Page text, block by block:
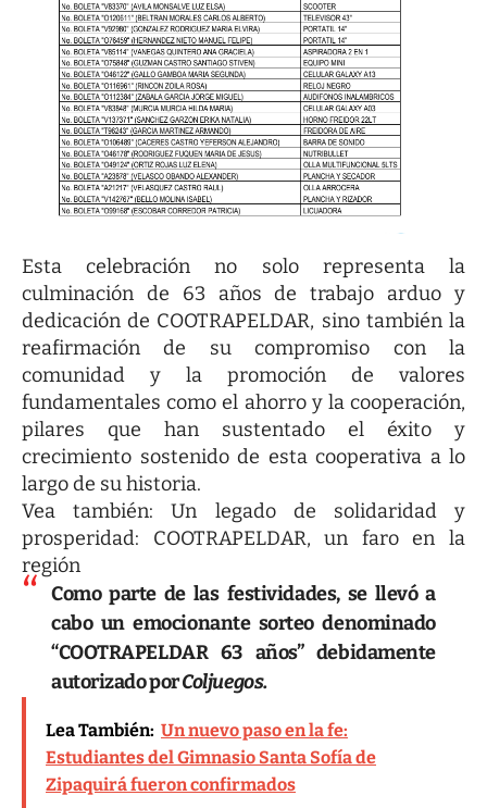
Esta celebración no solo representa la
culminación de 63 años de trabajo arduo y
dedicación de COOTRAPELDAR, sino también la
reafirmación de su compromiso con la
comunidad y la promoción de valores
fundamentales como el ahorro y la cooperación,
pilares que han sustentado el éxito y
crecimiento sostenido de esta cooperativa a lo
largo de su historia.
Vea también:Un legado de solidaridad y
prosperidad: COOTRAPELDAR, un faro en la
región
Como parte de las festividades, se llevó a
cabo un emocionante sorteo denominado
“COOTRAPELDAR 63 años” debidamente
autorizado porColjuegos.
Lea También: Un nuevo paso en la fe:
Estudiantes del Gimnasio Santa Sofía de
Zipaquirá fueron confirmados